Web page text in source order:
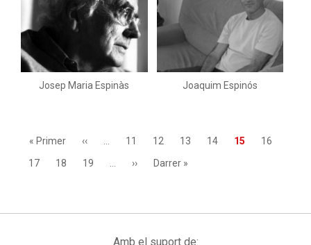
Josep Maria Espinàs Joaquim Espinós
Primera
« Primer
Pàgina
‹‹ Page
11 Page
12 Page
13 Page
14
Pàgina
15 Page
16
Page
17 Page
18 Page
19
Pàgina
››
Última
Darrer »
Amb el suport de: